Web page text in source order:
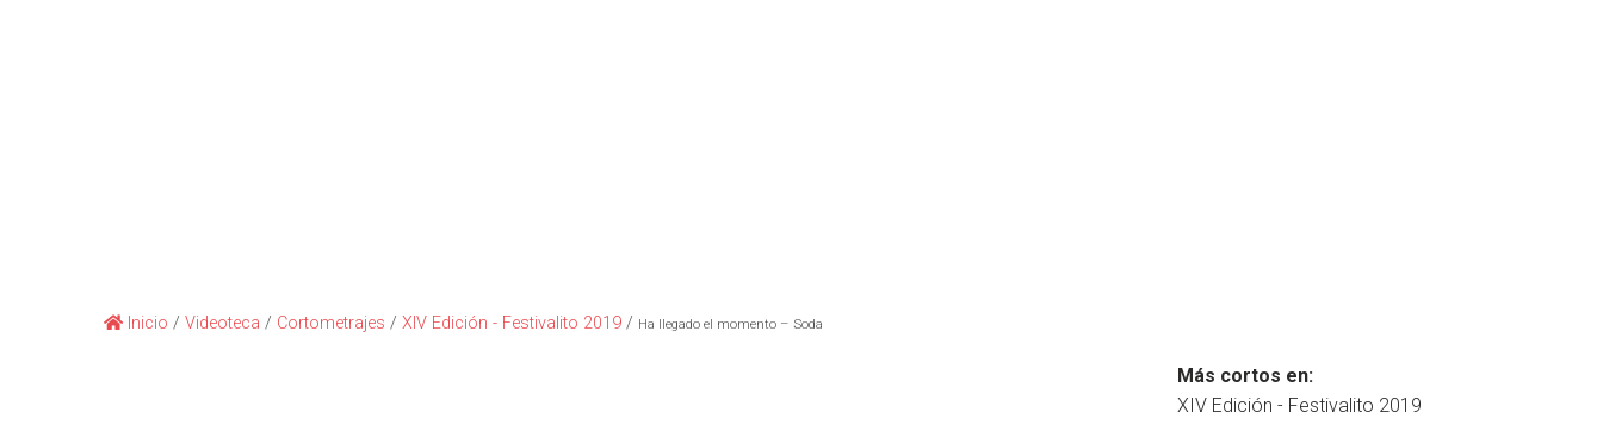
Inicio / Videoteca / Cortometrajes / XIV Edición - Festivalito 2019 / Ha llegado el momento – Soda
Más cortos en:
XIV Edición - Festivalito 2019